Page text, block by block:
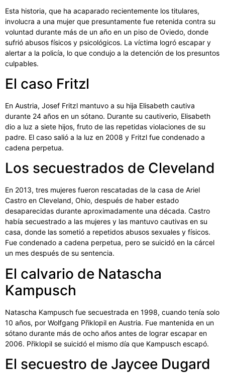
Esta historia, que ha acaparado recientemente los titulares,
involucra a una mujer que presuntamente fue retenida contra su
voluntad durante más de un año en un piso de Oviedo, donde
sufrió abusos físicos y psicológicos. La víctima logró escapar y
alertar a la policía, lo que condujo a la detención de los presuntos
culpables.
El caso Fritzl
En Austria, Josef Fritzl mantuvo a su hija Elisabeth cautiva
durante 24 años en un sótano. Durante su cautiverio, Elisabeth
dio a luz a siete hijos, fruto de las repetidas violaciones de su
padre. El caso salió a la luz en 2008 y Fritzl fue condenado a
cadena perpetua.
Los secuestrados de Cleveland
En 2013, tres mujeres fueron rescatadas de la casa de Ariel
Castro en Cleveland, Ohio, después de haber estado
desaparecidas durante aproximadamente una década. Castro
había secuestrado a las mujeres y las mantuvo cautivas en su
casa, donde las sometió a repetidos abusos sexuales y físicos.
Fue condenado a cadena perpetua, pero se suicidó en la cárcel
un mes después de su sentencia.
El calvario de Natascha
Kampusch
Natascha Kampusch fue secuestrada en 1998, cuando tenía solo
10 años, por Wolfgang Přiklopil en Austria. Fue mantenida en un
sótano durante más de ocho años antes de lograr escapar en
2006. Přiklopil se suicidó el mismo día que Kampusch escapó.
El secuestro de Jaycee Dugard